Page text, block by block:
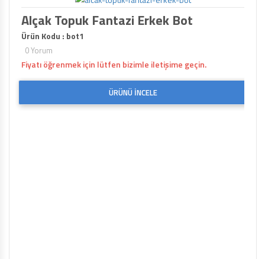
Alçak Topuk Fantazi Erkek Bot
Ürün Kodu : bot1
0 Yorum
Fiyatı öğrenmek için lütfen bizimle iletişime geçin.
ÜRÜNÜ İNCELE